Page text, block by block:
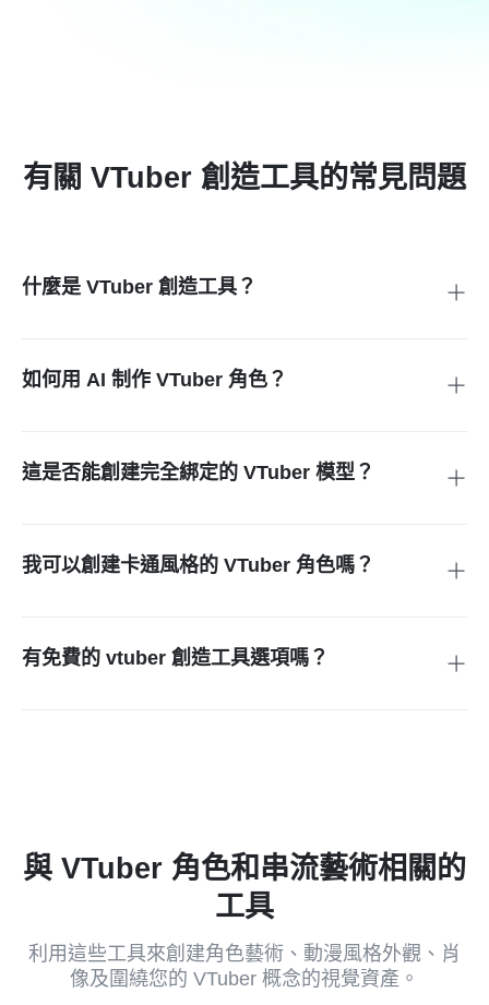
有關 VTuber 創造工具的常見問題
什麼是 VTuber 創造工具？
如何用 AI 制作 VTuber 角色？
這是否能創建完全綁定的 VTuber 模型？
具。
我可以創建卡通風格的 VTuber 角色嗎？
有免費的 vtuber 創造工具選項嗎？
與 VTuber 角色和串流藝術相關的
工具
利用這些工具來創建角色藝術、動漫風格外觀、肖
像及圍繞您的 VTuber 概念的視覺資產。